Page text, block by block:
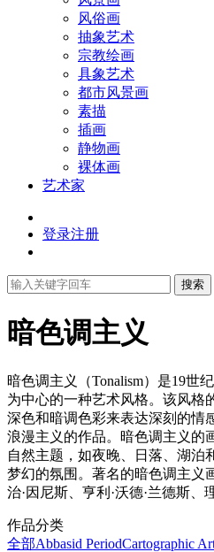
风俗画
抽象艺术
宗教绘画
具象艺术
都市风景画
素描
插画
静物画
裸体画
艺术家
登录注册
搜索
暗色调主义
暗色调主义（Tonalism）是19世
为中心的一种艺术风格。该风格
深色和暗调色彩来表达深刻的情
浪漫主义的作品。暗色调主义的
自然主题，如夜晚、日落、湖泊
梦幻的氛围。著名的暗色调主义
治·因尼斯、亨利·沃德·兰德斯、
作品分类
全部Abbasid PeriodCartographic